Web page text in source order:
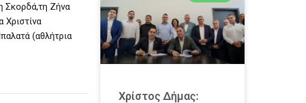
Σκορδά,τη Ζήνα
Χριστίνα
(αθλήτρια
Χρίστος Δήμας: